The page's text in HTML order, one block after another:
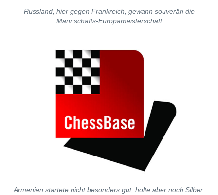
Russland, hier gegen Frankreich, gewann souverän die
Mannschafts-Europameisterschaft
Armenien startete nicht besonders gut, holte aber noch Silber.